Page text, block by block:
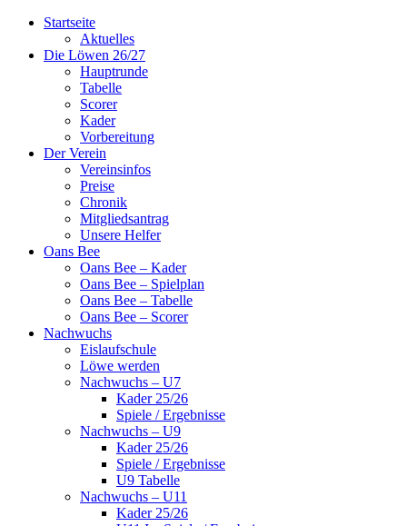
Startseite
Aktuelles
Die Löwen 26/27
Hauptrunde
Tabelle
Scorer
Kader
Vorbereitung
Der Verein
Vereinsinfos
Preise
Chronik
Mitgliedsantrag
Unsere Helfer
Oans Bee
Oans Bee – Kader
Oans Bee – Spielplan
Oans Bee – Tabelle
Oans Bee – Scorer
Nachwuchs
Eislaufschule
Löwe werden
Nachwuchs – U7
Kader 25/26
Spiele / Ergebnisse
Nachwuchs – U9
Kader 25/26
Spiele / Ergebnisse
U9 Tabelle
Nachwuchs – U11
Kader 25/26